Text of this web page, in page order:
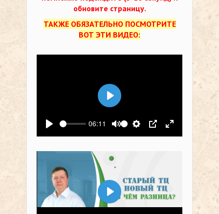
обновите страницу.
ТАКЖЕ ОБЯЗАТЕЛЬНО ПОСМОТРИТЕ
ВОТ ЭТИ ВИДЕО:
Воспроизвести
06:11
Выключить звук
Настройки
PIP На весь
Воспроизвести
Воспроизвести